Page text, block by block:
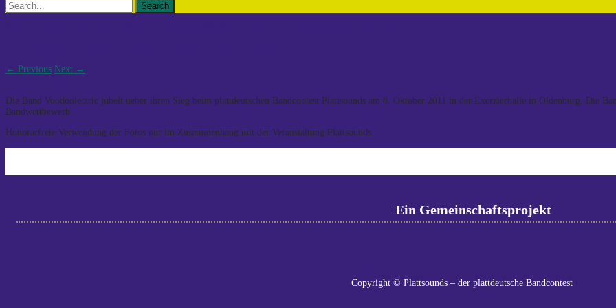
Search
for:
← Previous Next →
Die Band Voodoolectric jubelt ueber ihren Sieg beim plattdeutschen Bandcontest Plattsounds am 8. Oktober 2011 in der Exerzierhalle in Oldenburg. Die
Bandwettbewerb.
Honorarfreie Verwendung der Fotos nur im Zusammenhang mit der Veranstaltung Plattsounds.
Ein Gemeinschaftsprojekt
Copyright © Plattsounds – der plattdeutsche Bandcontest